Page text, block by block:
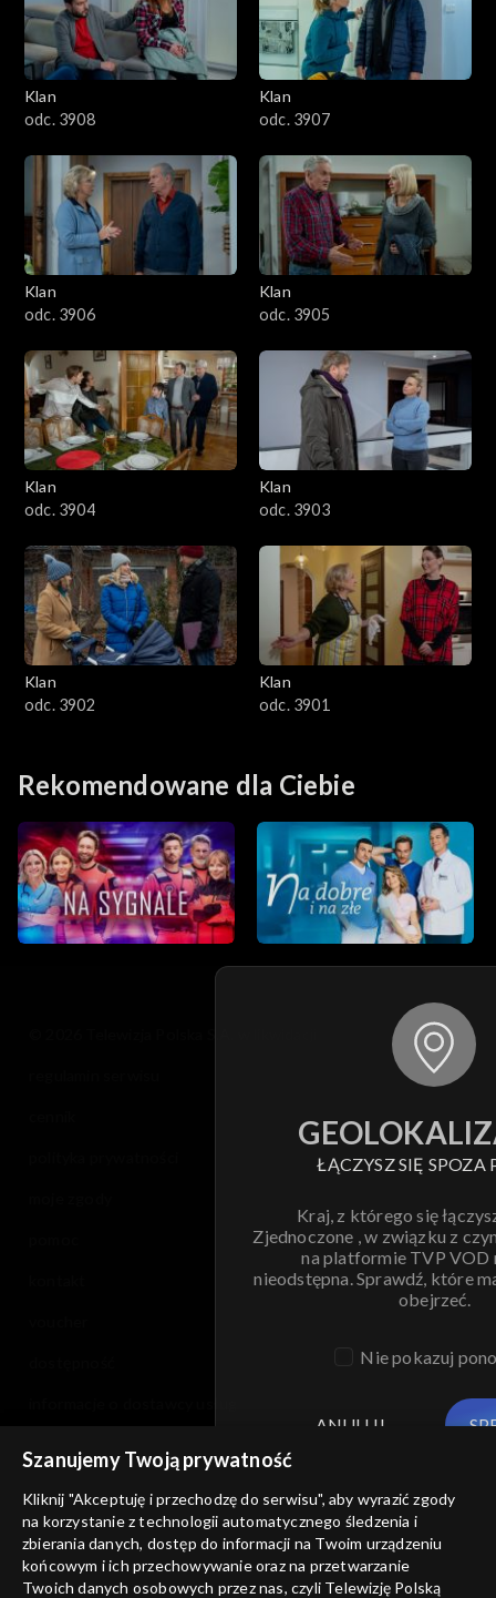
Klan
odc. 3908
Klan
odc. 3907
Klan
odc. 3906
Klan
odc. 3905
Klan
odc. 3904
Klan
odc. 3903
Klan
odc. 3902
Klan
odc. 3901
Rekomendowane dla Ciebie
ŁĄCZYSZ SIĘ SPOZA
Kraj, z którego się
Zjednoczone , w związku z
na platformie TVP VOD
nieodstępna. Sprawdź, które
obejrzeć.
Nie pokazuj
ANULUJ
Szanujemy Twoją prywatność
Kliknij "Akceptuję i przechodzę do serwisu", aby wyrazić zgody
na korzystanie z technologii automatycznego śledzenia i
zbierania danych, dostęp do informacji na Twoim urządzeniu
końcowym i ich przechowywanie oraz na przetwarzanie
Twoich danych osobowych przez nas, czyli Telewizję Polską